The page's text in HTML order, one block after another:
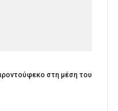
στη μέση του